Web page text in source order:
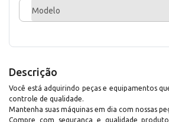
Modelo
Descrição
Você está adquirindo peças e equipamentos
controle de qualidade.
Mantenha suas máquinas em dia com nossas
Compre com segurança e qualidade